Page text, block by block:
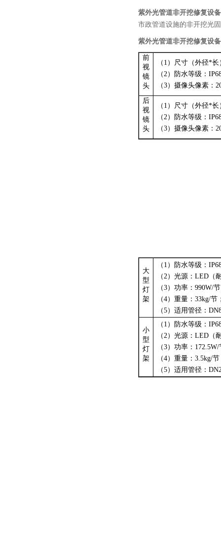
紫外光管道非开挖修复设备
市政管道设施的非开挖光
紫外光管道非开挖修复设备
前
视
镜
头
（ 1 ）尺寸（外径*长
（2）防水等级：
（3）摄像头像素：
后
视
镜
头
（ 1 ）尺寸（外径*长
（2）防水等级：
（3）摄像头像素：
大
型
灯
架
（ 1 ）防水等级：
（2）光源： LED （
（3）功率： 990W/
（4）重量： 33kg/节
（5）适用管径：
小
型
灯
架
（ 1 ）防水等级：
（2）光源： LED （
（3）功率： 172.5W/
（4）重量： 3.5kg/节
（5）适用管径：